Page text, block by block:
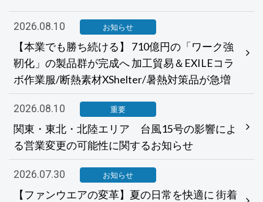
2026.08.10 お知らせ
【本業でも勝ち続ける】 710億円の「ワーク強
靭化」の製品群が完成へ 加工貿易＆EXILEコラ
ボ作業服/断熱素材XShelter/暑熱対策品が急増
2026.08.10 重要
関東・東北・北陸エリア 台風15号の影響によ
る営業変更の可能性に関するお知らせ
2026.07.30 お知らせ
【ファンウエアの変革】夏の日常を快適に 街着